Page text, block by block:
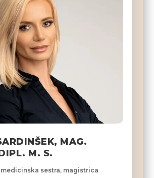
MAG.
M. S.
sestra, magistrica